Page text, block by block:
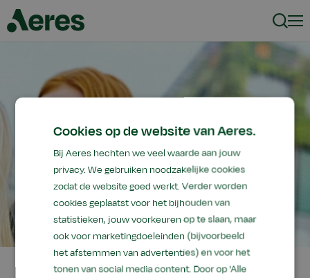
Cookies op de website van Aeres.
Bij Aeres hechten we veel waarde aan jouw
privacy. We gebruiken noodzakelijke cookies
zodat de website goed werkt. Verder worden
cookies geplaatst voor het bijhouden van
statistieken, jouw voorkeuren op te slaan, maar
ook voor marketingdoeleinden (bijvoorbeeld
het afstemmen van advertenties) en voor het
tonen van social media content. Door op 'Alle